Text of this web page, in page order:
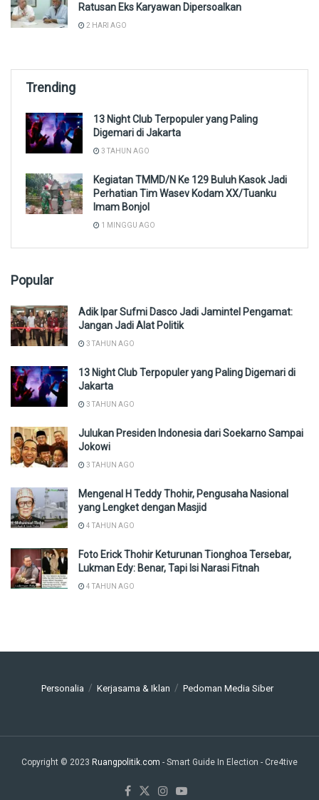
Ratusan Eks Karyawan Dipersoalkan
2 HARI AGO
Trending
13 Night Club Terpopuler yang Paling
Digemari di Jakarta
3 TAHUN AGO
Kegiatan TMMD/N Ke 129 Buluh Kasok Jadi
Perhatian Tim Wasev Kodam XX/Tuanku
Imam Bonjol
1 MINGGU AGO
Popular
Adik Ipar Sufmi Dasco Jadi Jamintel Pengamat:
Jangan Jadi Alat Politik
3 TAHUN AGO
13 Night Club Terpopuler yang Paling Digemari di
Jakarta
3 TAHUN AGO
Julukan Presiden Indonesia dari Soekarno Sampai
Jokowi
3 TAHUN AGO
Mengenal H Teddy Thohir, Pengusaha Nasional
yang Lengket dengan Masjid
4 TAHUN AGO
Foto Erick Thohir Keturunan Tionghoa Tersebar,
Lukman Edy: Benar, Tapi Isi Narasi Fitnah
4 TAHUN AGO
Personalia Kerjasama & Iklan Pedoman Media Siber
Copyright © 2023 Ruangpolitik.com - Smart Guide In Election - Cre4tive